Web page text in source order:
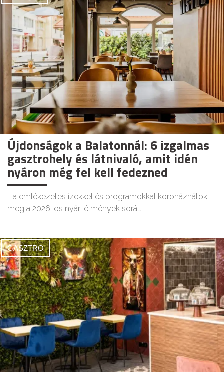
Újdonságok a Balatonnál: 6 izgalmas
gasztrohely és látnivaló, amit idén
nyáron még fel kell fedezned
Ha emlékezetes ízekkel és programokkal koronáznátok
meg a 2026-os nyári élmények sorát.
GASZTRO